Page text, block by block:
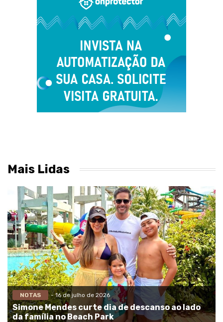
Mais Lidas
NOTAS - 16 de julho de 2026
Simone Mendes curte dia de descanso ao lado
da família no Beach Park